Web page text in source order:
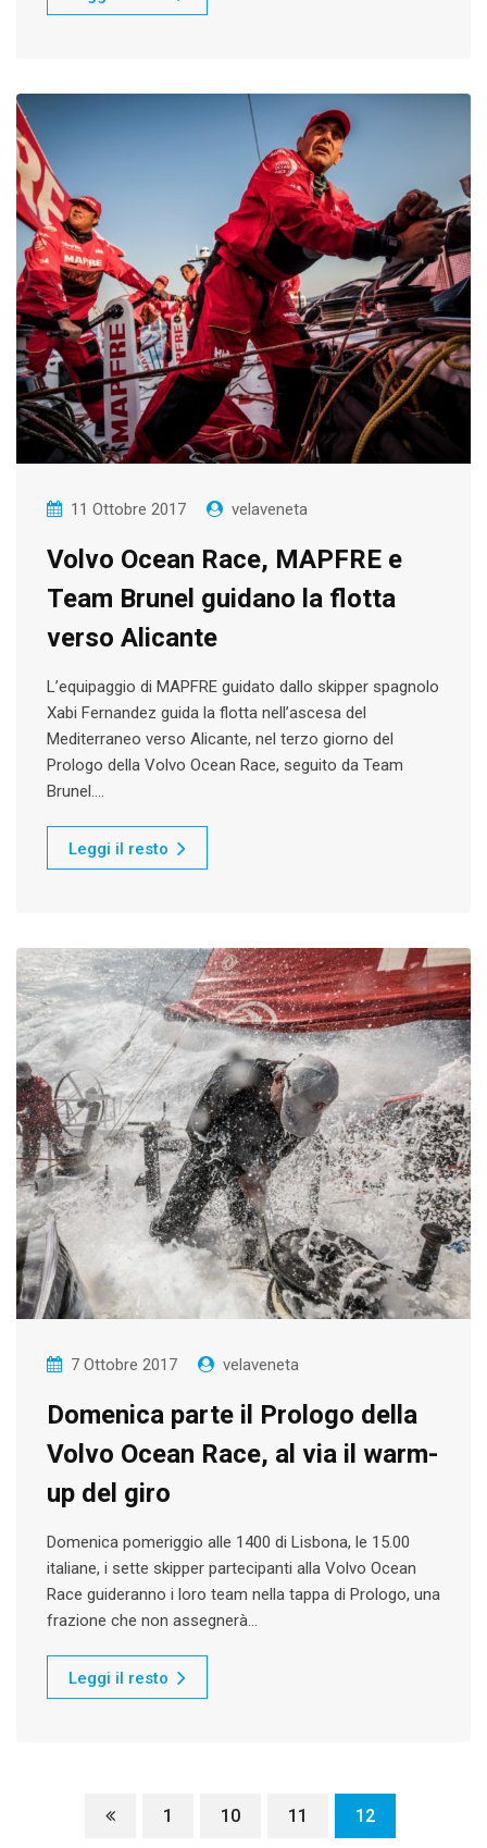
11 Ottobre 2017 velaveneta
Volvo Ocean Race, MAPFRE e
Team Brunel guidano la flotta
verso Alicante
L’equipaggio di MAPFRE guidato dallo skipper spagnolo
Xabi Fernandez guida la flotta nell’ascesa del
Mediterraneo verso Alicante, nel terzo giorno del
Prologo della Volvo Ocean Race, seguito da Team
Brunel.…
Leggi il resto
7 Ottobre 2017 velaveneta
Domenica parte il Prologo della
Volvo Ocean Race, al via il warm-
up del giro
Domenica pomeriggio alle 1400 di Lisbona, le 15.00
italiane, i sette skipper partecipanti alla Volvo Ocean
Race guideranno i loro team nella tappa di Prologo, una
frazione che non assegnerà…
Leggi il resto
1 10 11 12